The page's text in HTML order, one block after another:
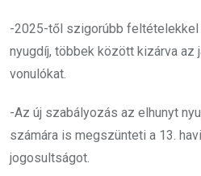
-2025-től szigorúbb feltételekkel
nyugdíj, többek között kizárva az
vonulókat.
-Az új szabályozás az elhunyt
számára is megszünteti a 13.
jogosultságot.